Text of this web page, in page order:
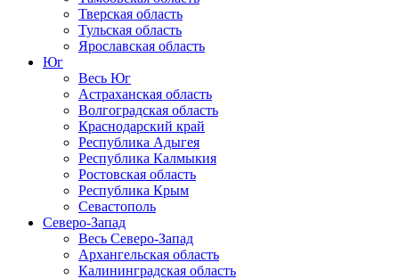
Тверская область
Тульская область
Ярославская область
Юг
Весь Юг
Астраханская область
Волгоградская область
Краснодарский край
Республика Адыгея
Республика Калмыкия
Ростовская область
Республика Крым
Севастополь
Северо-Запад
Весь Северо-Запад
Архангельская область
Калининградская область